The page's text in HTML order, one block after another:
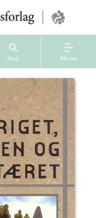
Søg Menu